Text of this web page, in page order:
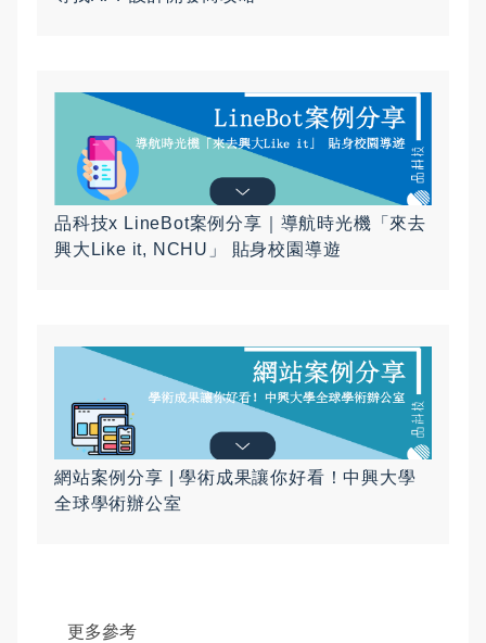
品科技x LineBot案例分享｜導航時光機「來去
興大Like it, NCHU」 貼身校園導遊
網站案例分享 | 學術成果讓你好看！中興大學
全球學術辦公室
更多參考